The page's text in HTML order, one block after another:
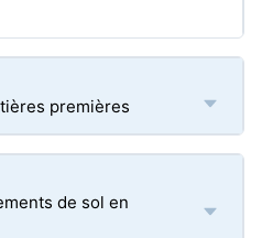
premières
de sol en